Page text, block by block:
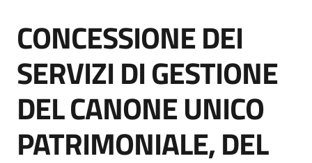
strumenti
di
Supporto
Salta al contenuto
CONCESSIONE DEI
SERVIZI DI GESTIONE
DEL CANONE UNICO
PATRIMONIALE, DEL